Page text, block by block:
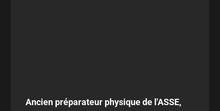
Ancien préparateur physique de l'ASSE,